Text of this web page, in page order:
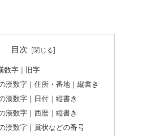
目次
数字｜旧字
漢数字｜住所・番地｜縦書き
漢数字｜日付｜縦書き
漢数字｜西暦｜縦書き
漢数字｜賞状などの番号